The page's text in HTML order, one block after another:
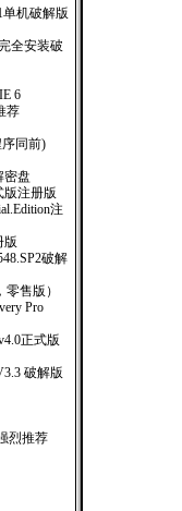
单机破解版
全安装破
6
荐
序同前)
密盘
版注册版
注
版
破解
售版）
Pro
正式版
破解版
烈推荐